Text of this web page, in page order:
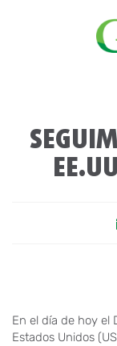
En el día de hoy el
Estados Unidos